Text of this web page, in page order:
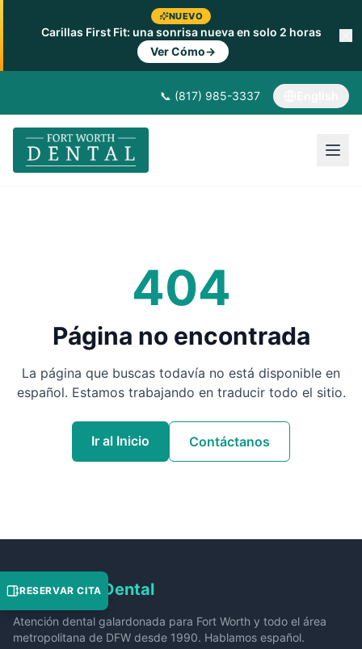
NUEVO
Carillas First Fit: una sonrisa nueva en solo 2 horas
Ver Cómo→
📞 (817) 985-3337
404
Página no encontrada
La página que buscas todavía no está disponible en
español. Estamos trabajando en traducir todo el sitio.
Ir al Inicio Contáctanos
Fort Worth Dental
Atención dental galardonada para Fort Worth y todo el área
metropolitana de DFW desde 1990. Hablamos español.
RESERVAR CITA